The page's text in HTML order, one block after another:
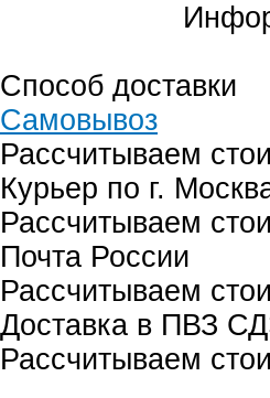
Способ доставки
Самовывоз
Рассчитываем
Курьер по г.
Рассчитываем
Почта России
Рассчитываем
Доставка в ПВЗ
Рассчитываем